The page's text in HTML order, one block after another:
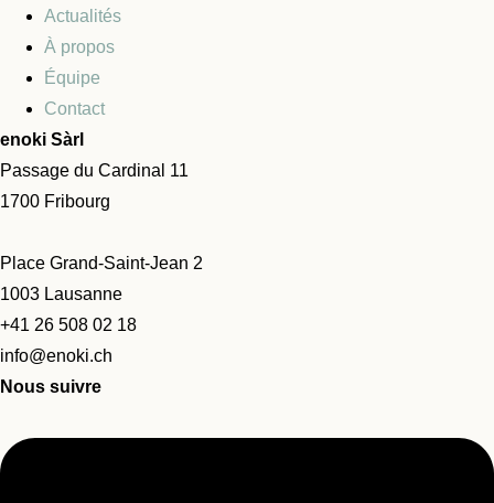
Actualités
À propos
Équipe
Contact
enoki Sàrl
Passage du Cardinal 11
1700 Fribourg
Place Grand-Saint-Jean 2
1003 Lausanne
+41 26 508 02 18
info@enoki.ch
Nous suivre